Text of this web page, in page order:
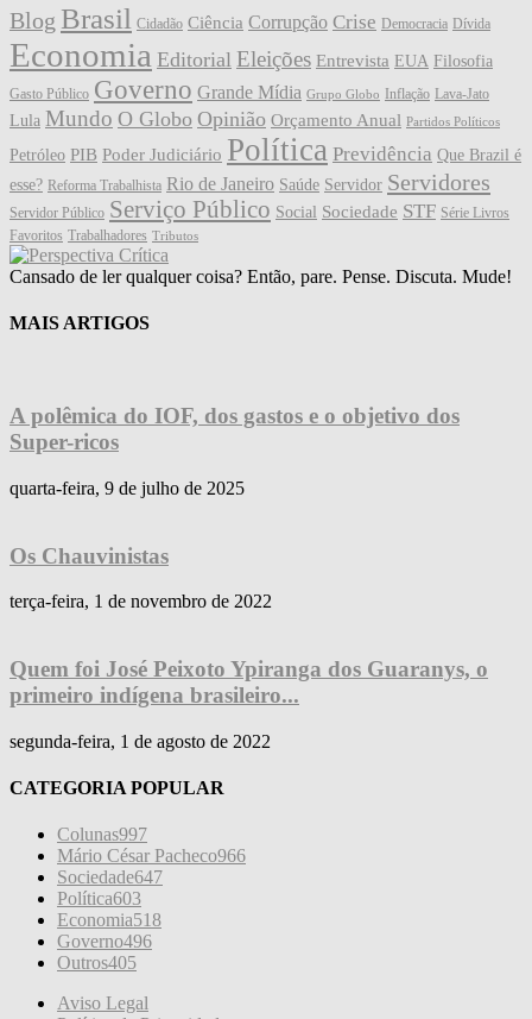
Blog Brasil Cidadão Ciência Corrupção Crise Democracia Dívida
Economia Editorial Eleições Entrevista EUA Filosofia
Gasto Público Governo Grande Mídia Grupo Globo Inflação Lava-Jato
Lula Mundo O Globo Opinião Orçamento Anual Partidos Políticos
Petróleo PIB Poder Judiciário Política Previdência Que Brazil é
esse? Reforma Trabalhista Rio de Janeiro Saúde Servidor Servidores
Servidor Público Serviço Público Social Sociedade STF Série Livros
Favoritos Trabalhadores Tributos
Cansado de ler qualquer coisa? Então, pare. Pense. Discuta. Mude!
MAIS ARTIGOS
A polêmica do IOF, dos gastos e o objetivo dos
Super-ricos
quarta-feira, 9 de julho de 2025
Os Chauvinistas
terça-feira, 1 de novembro de 2022
Quem foi José Peixoto Ypiranga dos Guaranys, o
primeiro indígena brasileiro...
segunda-feira, 1 de agosto de 2022
CATEGORIA POPULAR
Colunas997
Mário César Pacheco966
Sociedade647
Política603
Economia518
Governo496
Outros405
Aviso Legal